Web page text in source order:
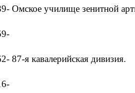
Омское училище зенитной
87-я кавалерийская дивизия.